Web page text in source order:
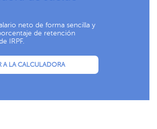
neto de forma sencilla y
de retención
IRPF.
A LA CALCULADORA